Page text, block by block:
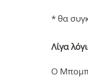
* θα
Λίγα
Ο Μπομπ